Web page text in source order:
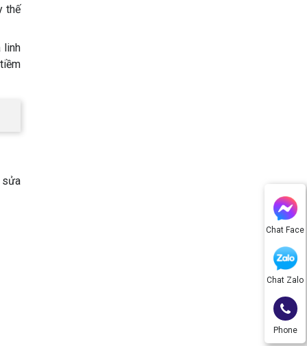
Chat Face
Chat Zalo
Phone
thế
linh
sửa